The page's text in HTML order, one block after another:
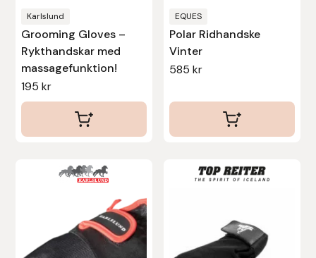
Karlslund
Grooming Gloves –
Rykthandskar med
massagefunktion!
195kr
EQUES
Polar Ridhandske
Vinter
585 kr
produktsidan
flera
flera
Uhip
Uvex
Vals
Veredus
Werkman Hoofcare
Willab